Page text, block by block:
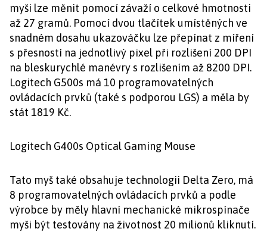
myši lze měnit pomocí závaží o celkové hmotnosti
až 27 gramů. Pomocí dvou tlačítek umístěných ve
snadném dosahu ukazováčku lze přepínat z míření
s přesností na jednotlivý pixel při rozlišení 200 DPI
na bleskurychlé manévry s rozlišením až 8200 DPI.
Logitech G500s má 10 programovatelných
ovládacích prvků (také s podporou LGS) a měla by
stát 1819 Kč.
Logitech G400s Optical Gaming Mouse
Tato myš také obsahuje technologii Delta Zero, má
8 programovatelných ovládacích prvků a podle
výrobce by měly hlavní mechanické mikrospínače
myši být testovány na životnost 20 milionů kliknutí.